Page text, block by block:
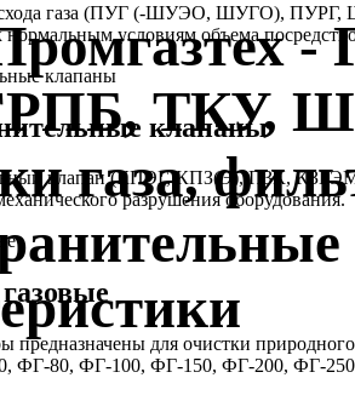
газа (ПУГ (-ШУЭО, ШУГО), ПУРГ,
нормальным условиям объема
клапаны
клапаны
клапан (КПЭГ, КПЗ(Э), ПЗК,
разрушения оборудования.
предназначены для очистки
ФГ-80, ФГ-100, ФГ-150, ФГ-200, ФГ-
ТКУ,
газа,